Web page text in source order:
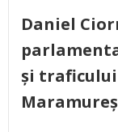
Daniel
și